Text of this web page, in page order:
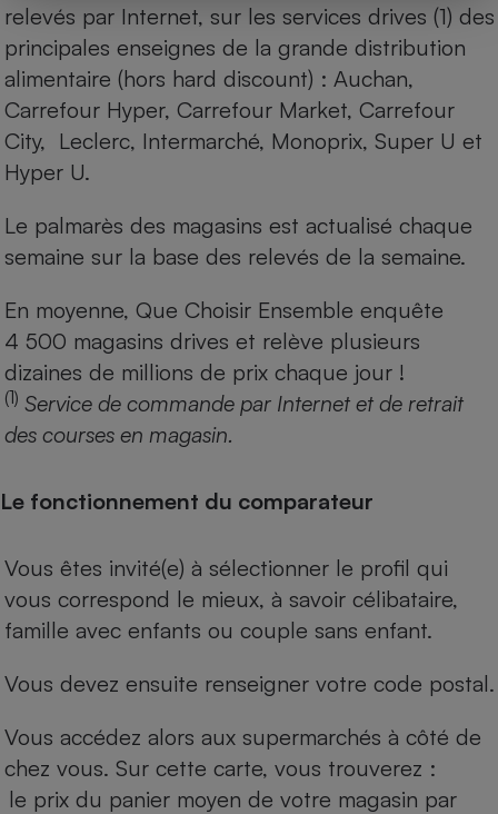
relevés par Internet, sur les services drives (1) des
principales enseignes de la grande distribution
alimentaire (hors hard discount) : Auchan,
Carrefour Hyper, Carrefour Market, Carrefour
City, Leclerc, Intermarché, Monoprix, Super U et
Hyper U.
Le palmarès des magasins est actualisé chaque
semaine sur la base des relevés de la semaine.
En moyenne, Que Choisir Ensemble enquête
4 500 magasins drives et relève plusieurs
dizaines de millions de prix chaque jour !
(1) Service de commande par Internet et de retrait
des courses en magasin.
Le fonctionnement du comparateur
Vous êtes invité(e) à sélectionner le profil qui
vous correspond le mieux, à savoir célibataire,
famille avec enfants ou couple sans enfant.
Vous devez ensuite renseigner votre code postal.
Vous accédez alors aux supermarchés à côté de
chez vous. Sur cette carte, vous trouverez :
le prix du panier moyen de votre magasin par